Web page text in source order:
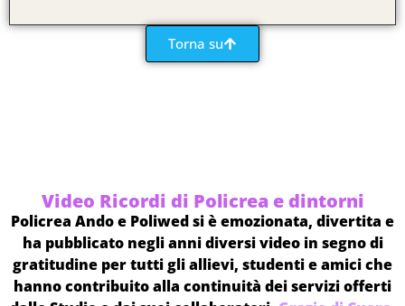
Torna su
Video Ricordi di Policrea e dintorni
Policrea Ando e Poliwed si è emozionata, divertita e
ha pubblicato negli anni diversi video in segno di
gratitudine per tutti gli allievi, studenti e amici che
hanno contribuito alla continuità dei servizi offerti